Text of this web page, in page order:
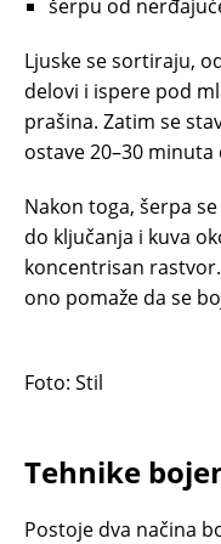
šerpu od
Ljuske se sortiraju,
delovi i ispere pod
prašina. Zatim se
ostave 20–30
Nakon toga, šerpa
do ključanja i kuva
koncentrisan
ono pomaže da se
Foto: Stil
Tehnike
Postoje dva načina